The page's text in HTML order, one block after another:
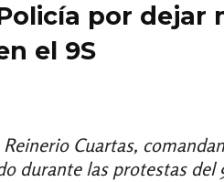
por dejar
el 9S
Cuartas,
durante las protestas del